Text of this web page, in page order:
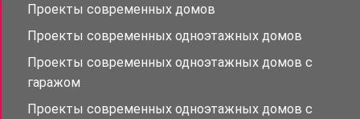
Проекты современных домов
Проекты современных одноэтажных домов
Проекты современных одноэтажных домов с
гаражом
Проекты современных одноэтажных домов с